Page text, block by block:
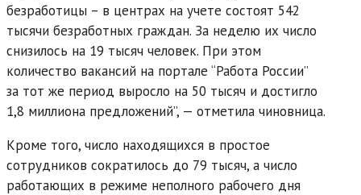
безработицы – в центрах на учете состоят 542
тысячи безработных граждан. За неделю их число
снизилось на 19 тысяч человек. При этом
количество вакансий на портале “Работа России”
за тот же период выросло на 50 тысяч и достигло
1,8 миллиона предложений”, — отметила чиновница.
Кроме того, число находящихся в простое
сотрудников сократилось до 79 тысяч, а число
работающих в режиме неполного рабочего дня